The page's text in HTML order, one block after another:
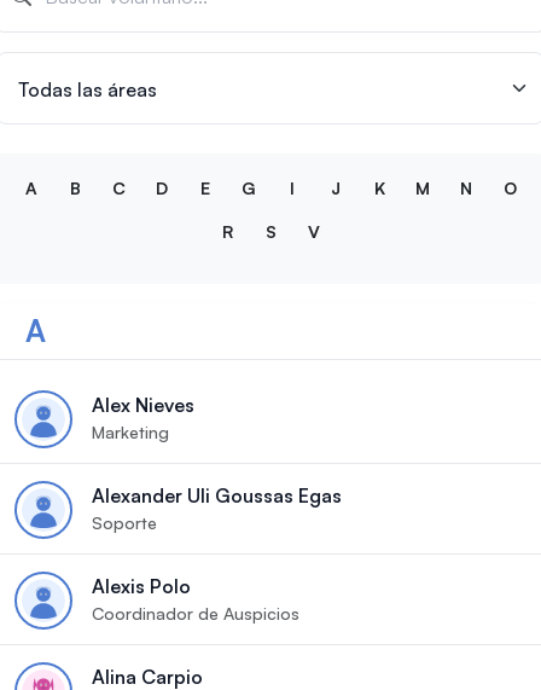
A B C D E G I J K M N O
R S V
A
Alex Nieves
Marketing
Alexander Uli Goussas Egas
Soporte
Alexis Polo
Coordinador de Auspicios
Alina Carpio